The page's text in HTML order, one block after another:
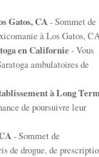
Gatos, CA - Sommet de
à Los Gatos, CA
en Californie- Vous
ambulatoires de
à Long
de poursuivre leur
- Sommet de
de drogue, de